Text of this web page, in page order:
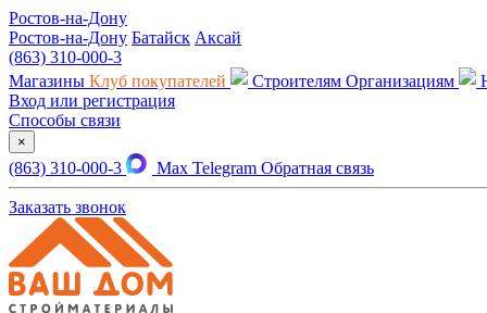
Ростов-на-Дону
Ростов-на-Дону Батайск Аксай
(863) 310-000-3
Магазины Клуб покупателей Строителям Организациям
Вход или регистрация
Способы связи
×
(863) 310-000-3 Max Telegram Обратная связь
Заказать звонок